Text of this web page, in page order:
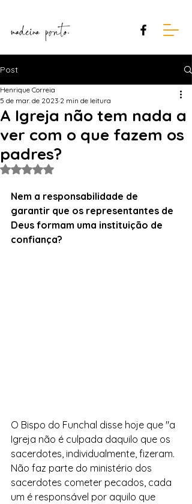
Post
A Igreja não tem nada a
ver com o que fazem os
padres?
Henrique Correia
5 de mar. de 2023 2 min de leitura
Avaliado com NaN de 5 estrelas.
Nem a responsabilidade de
garantir que os representantes de
Deus formam uma instituição de
confiança?
O Bispo do Funchal disse hoje que "a
Igreja não é culpada daquilo que os
sacerdotes, individualmente, fizeram.
Não faz parte do ministério dos
sacerdotes cometer pecados, cada
um é responsável por aquilo que